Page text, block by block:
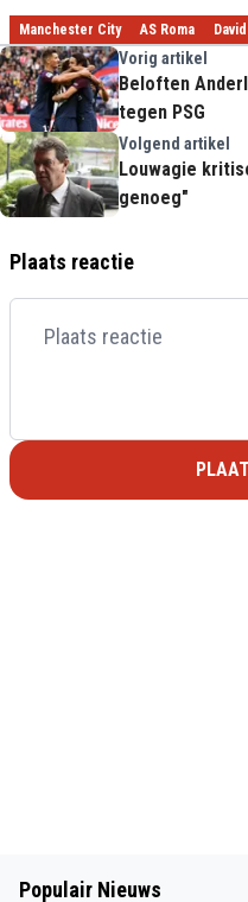
Manchester City AS Roma
Vorig artikel
Beloften
tegen PSG
Volgend artikel
Louwagie
genoeg"
Plaats reactie
Populair Nieuws